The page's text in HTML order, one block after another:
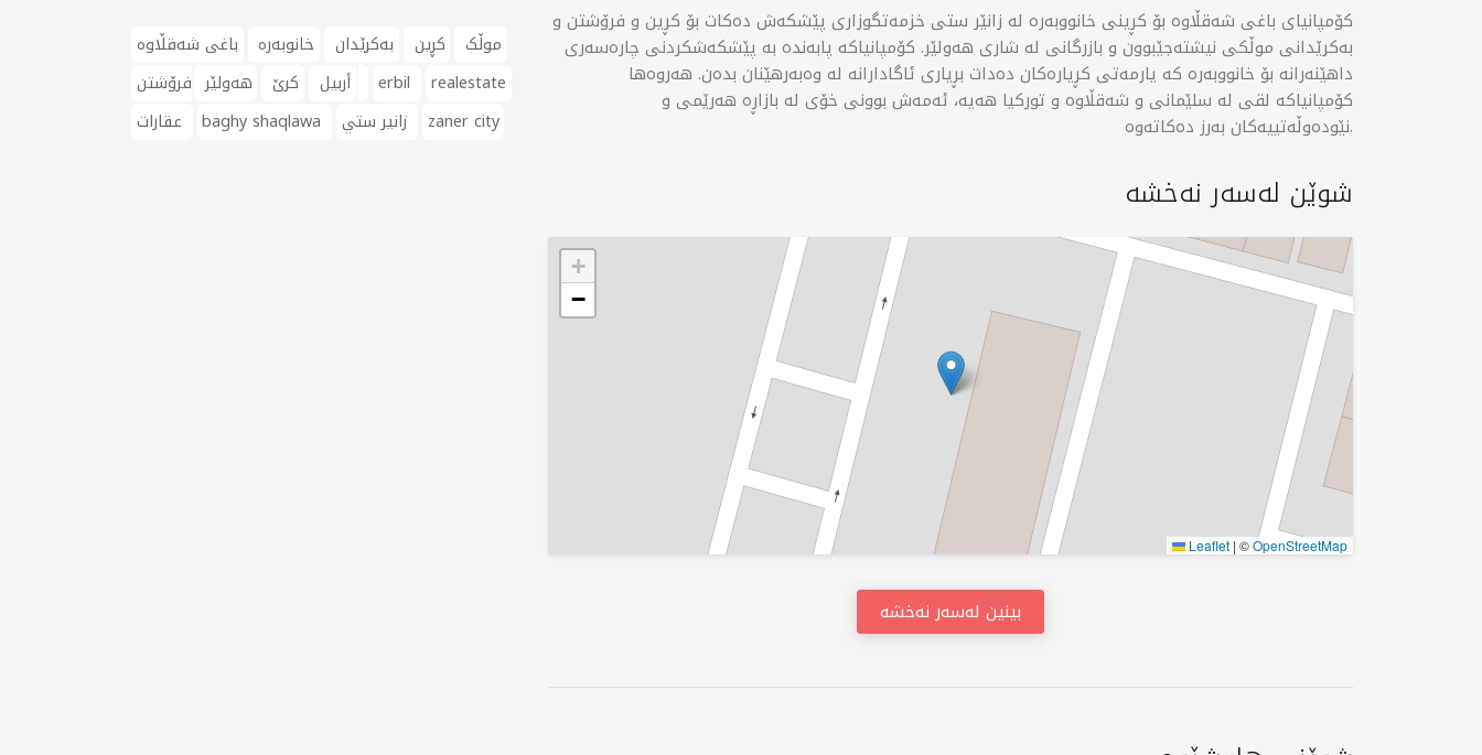
موڵک کڕین بەکرێدان خانوبەرە
باغی شەقڵاوە
أربيل
کرێ هەولێر erbil
realestate
baghy shaqlawa زانیر ستي zaner city
کۆمپانیای باغی شەقڵاوە بۆ کڕینی خانووبەرە لە زانێر ستی خزمەتگوزاری پێشکەش دەکات بۆ کڕین و فرۆشتن و
بەکرێدانی موڵکی نیشتەجێبوون و بازرگانی لە شاری هەولێر. کۆمپانیاکە پابەندە بە پێشکەشکردنی چارەسەری
داهێنەرانە بۆ خانووبەرە کە یارمەتی کڕیارەکان دەدات بڕیاری ئاگادارانە لە وەبەرهێنان بدەن. هەروەها
کۆمپانیاکە لقی لە سلێمانی و شەقڵاوە و تورکیا هەیە، ئەمەش بوونی خۆی لە بازاڕە هەرێمی و
نێودەوڵەتییەکان بەرز دەکاتەوە.
شوێن لەسەر نەخشە
+
−
Leaflet | ©OpenStreetMap
بینین لەسەر نەخشە